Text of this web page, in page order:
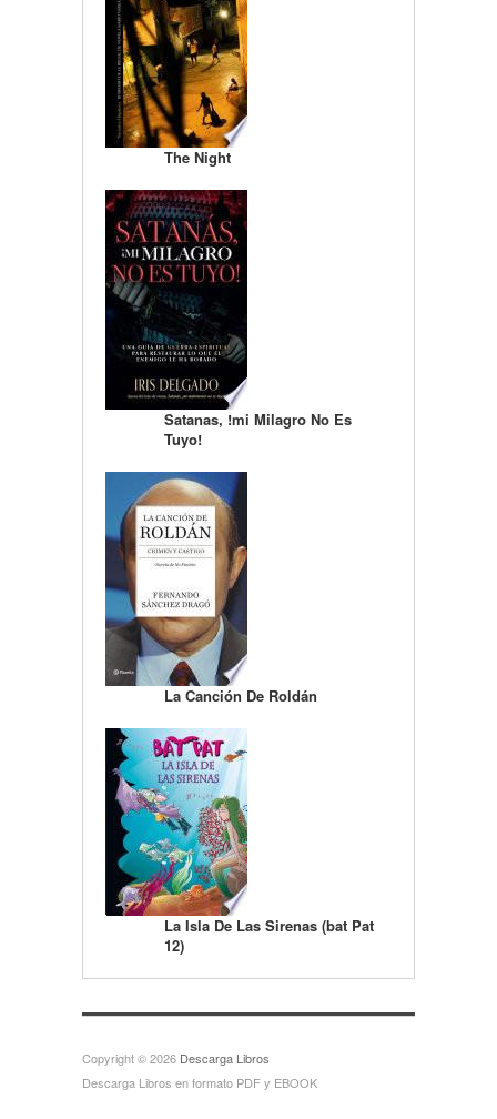
The Night
Satanas, !mi Milagro No Es
Tuyo!
La Canción De Roldán
La Isla De Las Sirenas (bat Pat
12)
Copyright © 2026 Descarga Libros
Descarga Libros en formato PDF y EBOOK